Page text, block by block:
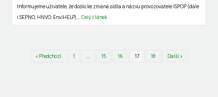
Informujeme uživatele, že došlo ke změně sídla a názvu provozovatele ISPOP (dále
i SEPNO, HNVO, EnviHELP),…Celý článek
« Předchozí 1 … 15 16 17 18 Další »